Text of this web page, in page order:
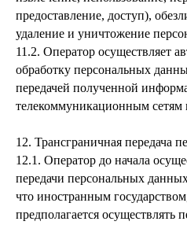
предоставление, доступ),
удаление и уничтожение
11.2. Оператор осуществляет
обработку персональных
передачей полученной
телекоммуникационным сетям
12. Трансграничная передача
12.1. Оператор до начала
передачи персональных
что иностранным
предполагается осуществлять